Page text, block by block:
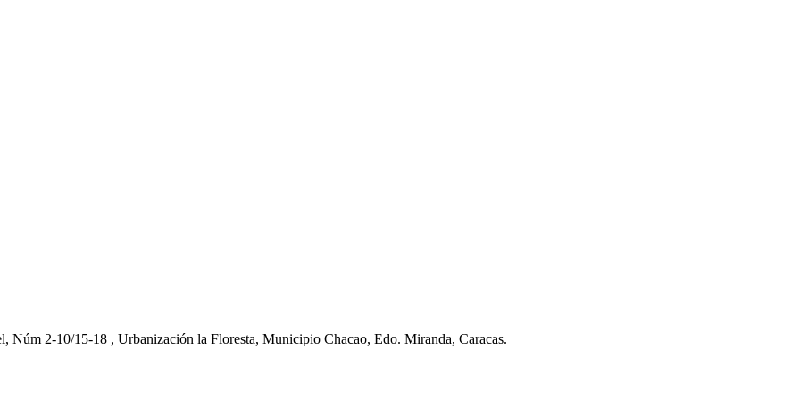
Núm 2-10/15-18 , Urbanización la Floresta, Municipio Chacao, Edo. Miranda, Caracas.